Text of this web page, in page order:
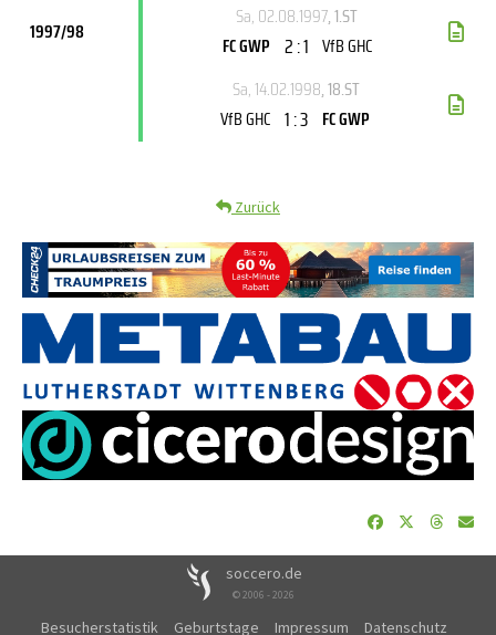
1997/98
Sa, 02.08.1997, 1.ST
FC GWP 2 : 1 VfB GHC
Sa, 14.02.1998, 18.ST
VfB GHC 1 : 3 FC GWP
Zurück
soccero.de
© 2006 - 2026
Besucherstatistik Geburtstage Impressum Datenschutz